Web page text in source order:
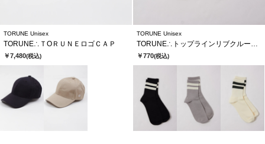
TORUNE Unisex
TORUNE∴ＴOＲＵＮＥロゴＣＡＰ
￥7,480(税込)
TORUNE Unisex
TORUNE∴トップラインリブクルーソックス
￥770(税込)